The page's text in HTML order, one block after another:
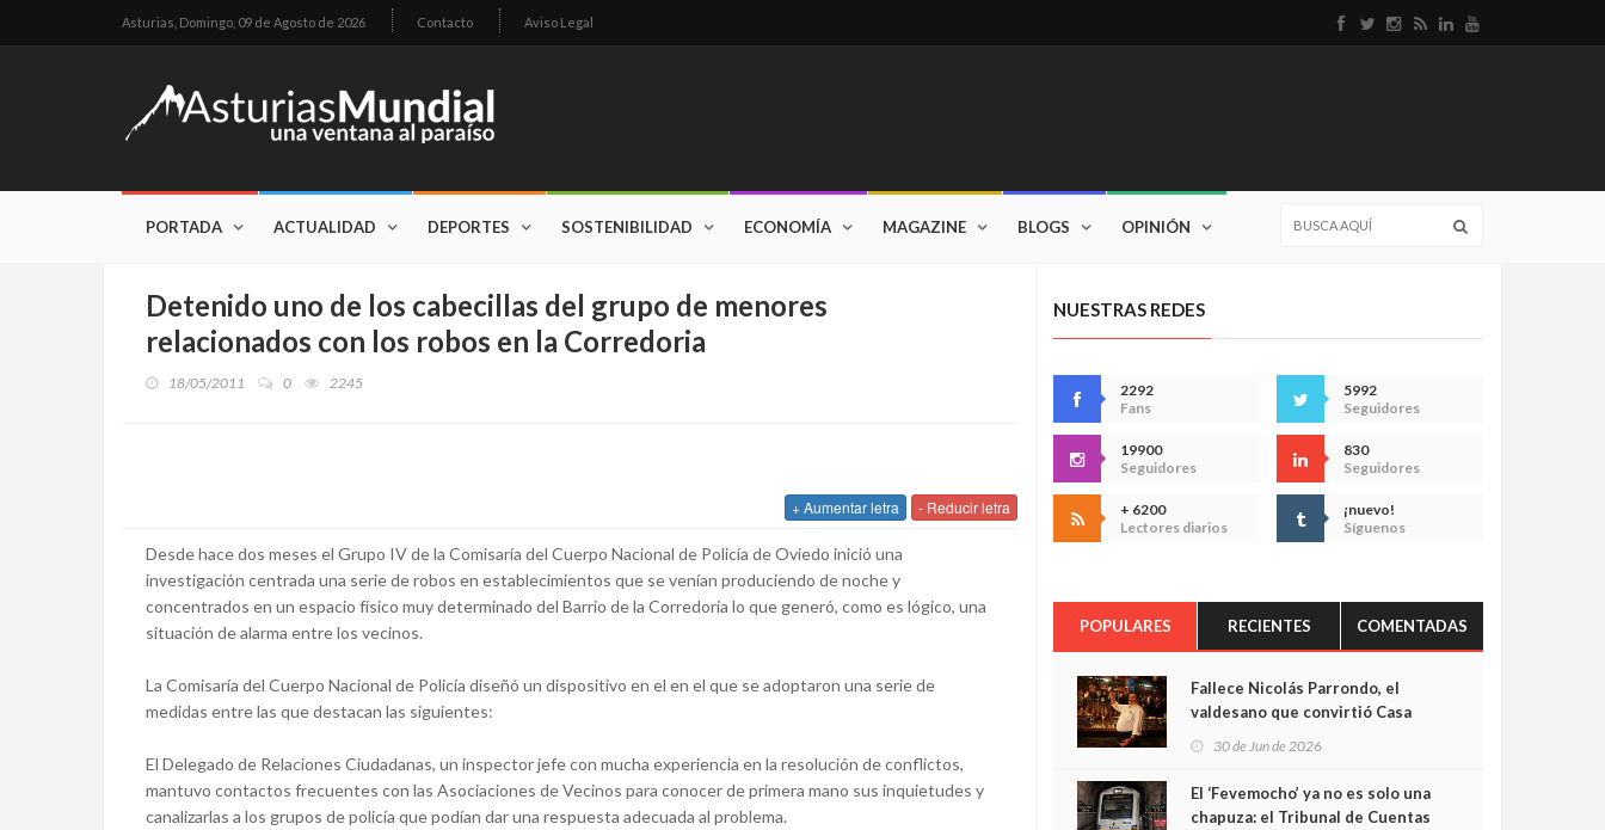
Asturias, Domingo, 09 de Agosto de 2026 Contacto Aviso Legal
PORTADA ACTUALIDAD DEPORTES SOSTENIBILIDAD ECONOMÍA MAGAZINE BLOGS OPINIÓN
Detenido uno de los cabecillas del grupo de menores
relacionados con los robos en la Corredoria
18/05/2011 0 2245
+ Aumentar letra - Reducir letra
Desde hace dos meses el Grupo IV de la Comisaría del Cuerpo Nacional de Policía de Oviedo inició una
investigación centrada una serie de robos en establecimientos que se venían produciendo de noche y
concentrados en un espacio físico muy determinado del Barrio de la Corredoria lo que generó, como es lógico, una
situación de alarma entre los vecinos.
La Comisaría del Cuerpo Nacional de Policía diseñó un dispositivo en el en el que se adoptaron una serie de
medidas entre las que destacan las siguientes:
El Delegado de Relaciones Ciudadanas, un inspector jefe con mucha experiencia en la resolución de conflictos,
mantuvo contactos frecuentes con las Asociaciones de Vecinos para conocer de primera mano sus inquietudes y
canalizarlas a los grupos de policía que podían dar una respuesta adecuada al problema.
NUESTRAS REDES
2292
Fans
5992
Seguidores
19900
Seguidores
830
Seguidores
+ 6200
Lectores diarios
¡nuevo!
Síguenos
POPULARES RECIENTES COMENTADAS
Fallece Nicolás Parrondo, el
valdesano que convirtió Casa
30 de Jun de 2026
El ‘Fevemocho’ ya no es solo una
chapuza: el Tribunal de Cuentas